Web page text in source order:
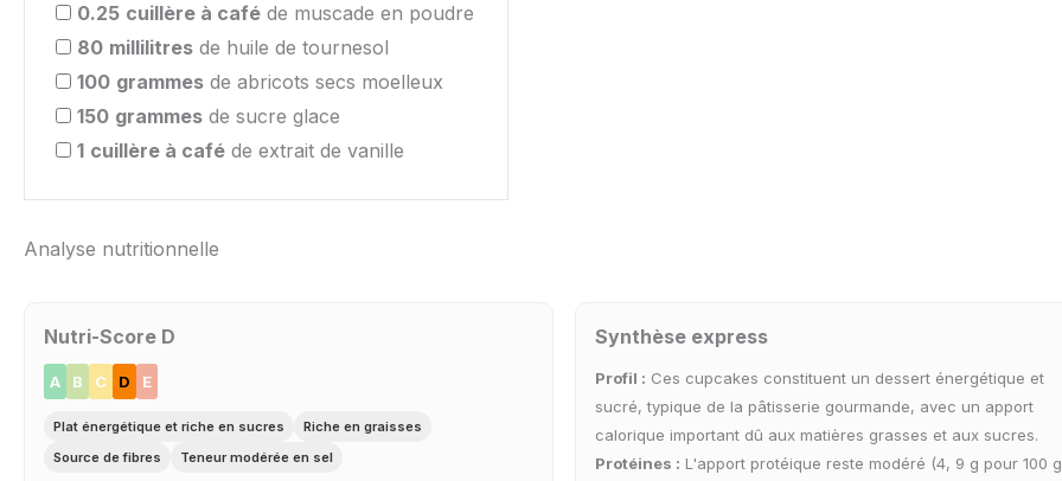
0.25 cuillère à café de muscade en poudre
80 millilitres de huile de tournesol
100 grammes de abricots secs moelleux
150 grammes de sucre glace
1 cuillère à café de extrait de vanille
Analyse nutritionnelle
Nutri-Score D
A B C D E
Plat énergétique et riche en sucres
Riche en graisses
Source de fibres
Teneur modérée en sel
Synthèse express
Profil : Ces cupcakes constituent un dessert énergétique et
sucré, typique de la pâtisserie gourmande, avec un apport
calorique important dû aux matières grasses et aux sucres.
Protéines : L'apport protéique reste modéré (4, 9 g pour 100